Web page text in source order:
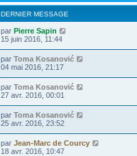
DERNIER MESSAGE
par Pierre Sapin
15 juin 2016, 11:44
par Toma Kosanović
04 mai 2016, 21:17
par Toma Kosanović
27 avr. 2016, 00:01
par Toma Kosanović
25 avr. 2016, 23:52
par Jean-Marc de Courcy
18 avr. 2016, 10:47